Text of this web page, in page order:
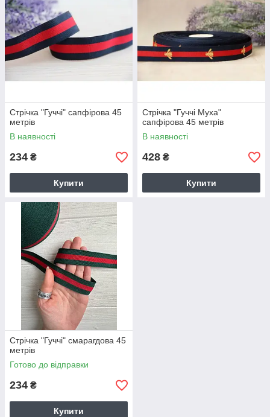
Стрічка "Гуччі" сапфірова 45
метрів
В наявності
234 ₴
Купити
Стрічка "Гуччі Муха"
сапфірова 45 метрів
В наявності
428 ₴
Купити
Стрічка "Гуччі" смарагдова 45
метрів
Готово до відправки
234 ₴
Купити